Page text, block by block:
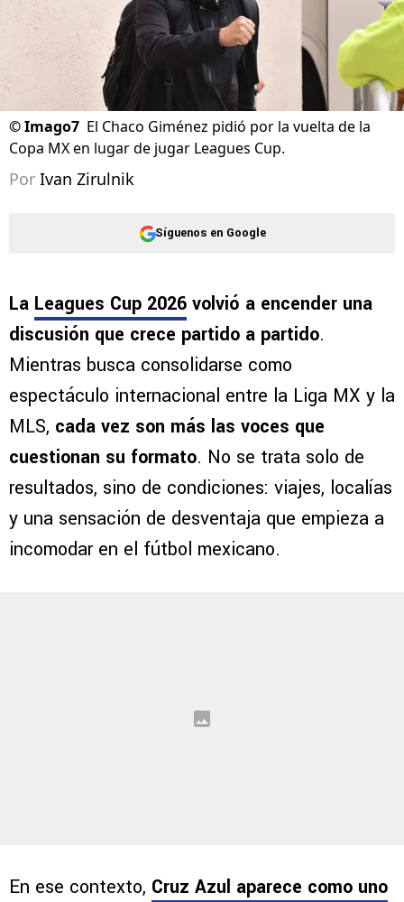
©Imago7 El Chaco Giménez pidió por la vuelta de la
Copa MX en lugar de jugar Leagues Cup.
Por Ivan Zirulnik
Síguenos en Google
La Leagues Cup 2026 volvió a encender una
discusión que crece partido a partido.
Mientras busca consolidarse como
espectáculo internacional entre la Liga MX y la
MLS, cada vez son más las voces que
cuestionan su formato. No se trata solo de
resultados, sino de condiciones: viajes, localías
y una sensación de desventaja que empieza a
incomodar en el fútbol mexicano.
En ese contexto, Cruz Azul aparece como uno